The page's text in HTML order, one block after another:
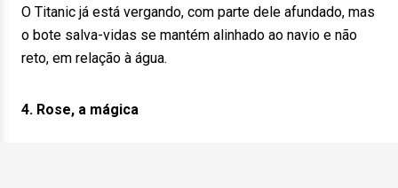
O Titanic já está vergando, com parte dele afundado, mas
o bote salva-vidas se mantém alinhado ao navio e não
reto, em relação à água.
4. Rose, a mágica